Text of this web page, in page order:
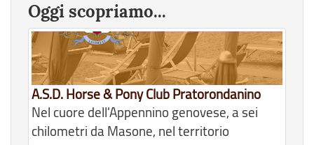
Oggi scopriamo...
A.S.D. Horse & Pony Club Pratorondanino
Nel cuore dell'Appennino genovese, a sei
chilometri da Masone, nel territorio